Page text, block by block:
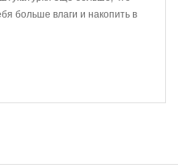
больше влаги и накопить в